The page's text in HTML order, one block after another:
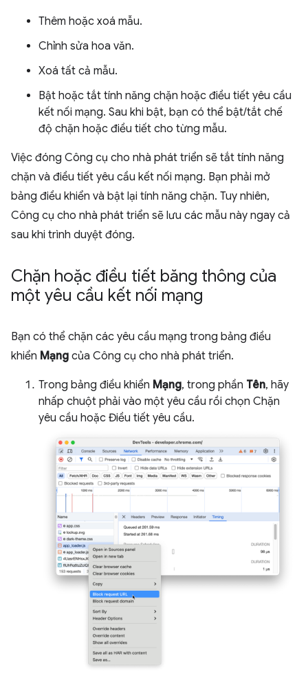
Thêm hoặc xoá mẫu.
Chỉnh sửa hoa văn.
Xoá tất cả mẫu.
Bật hoặc tắt tính năng chặn hoặc điều tiết yêu cầu
kết nối mạng. Sau khi bật, bạn có thể bật/tắt chế
độ chặn hoặc điều tiết cho từng mẫu.
Việc đóng Công cụ cho nhà phát triển sẽ tắt tính năng
chặn và điều tiết yêu cầu kết nối mạng. Bạn phải mở
bảng điều khiển và bật lại tính năng chặn. Tuy nhiên,
Công cụ cho nhà phát triển sẽ lưu các mẫu này ngay cả
sau khi trình duyệt đóng.
Chặn hoặc điều tiết băng thông của
một yêu cầu kết nối mạng
Bạn có thể chặn các yêu cầu mạng trong bảng điều
khiển Mạng của Công cụ cho nhà phát triển.
Trong bảng điều khiển Mạng, trong phần Tên, hãy
nhấp chuột phải vào một yêu cầu rồi chọn Chặn
yêu cầu hoặc Điều tiết yêu cầu.